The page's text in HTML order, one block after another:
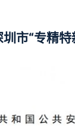
市“专精